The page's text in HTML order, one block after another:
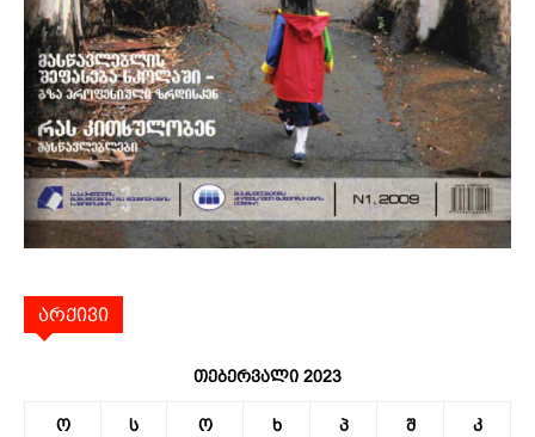
არქივი
თებერვალი 2023
ო ს ო ხ პ შ კ